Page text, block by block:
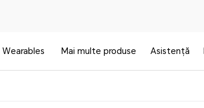
Wearables Mai multe produse Asistență